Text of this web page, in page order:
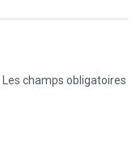
Les champs obligatoires